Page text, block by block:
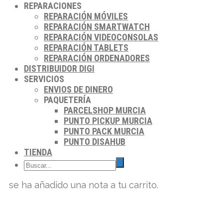
REPARACIONES
REPARACIÓN MÓVILES
REPARACIÓN SMARTWATCH
REPARACIÓN VIDEOCONSOLAS
REPARACIÓN TABLETS
REPARACIÓN ORDENADORES
DISTRIBUIDOR DIGI
SERVICIOS
ENVIOS DE DINERO
PAQUETERÍA
PARCELSHOP MURCIA
PUNTO PICKUP MURCIA
PUNTO PACK MURCIA
PUNTO DISAHUB
TIENDA
se ha añadido una nota a tu carrito.